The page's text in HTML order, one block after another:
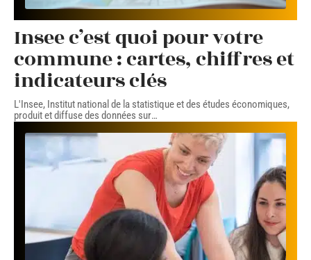
Insee c’est quoi pour votre
commune : cartes, chiffres et
indicateurs clés
L'Insee, Institut national de la statistique et des études économiques,
produit et diffuse des données sur…